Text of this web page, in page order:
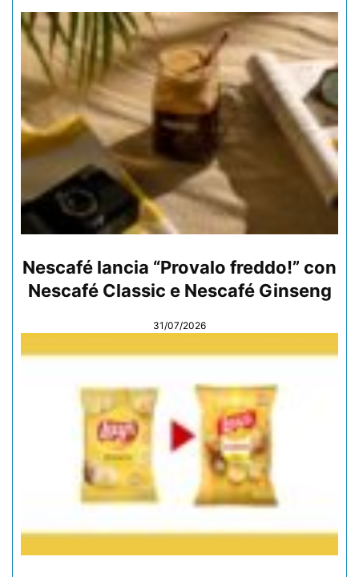
Nescafé lancia “Provalo freddo!” con
Nescafé Classic e Nescafé Ginseng
31/07/2026